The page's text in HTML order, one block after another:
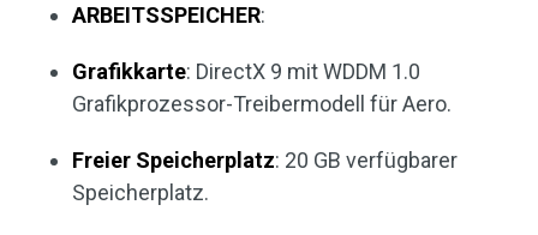
ARBEITSSPEICHER:
Grafikkarte: DirectX 9 mit WDDM 1.0
Grafikprozessor-Treibermodell für Aero.
Freier Speicherplatz: 20 GB verfügbarer
Speicherplatz.